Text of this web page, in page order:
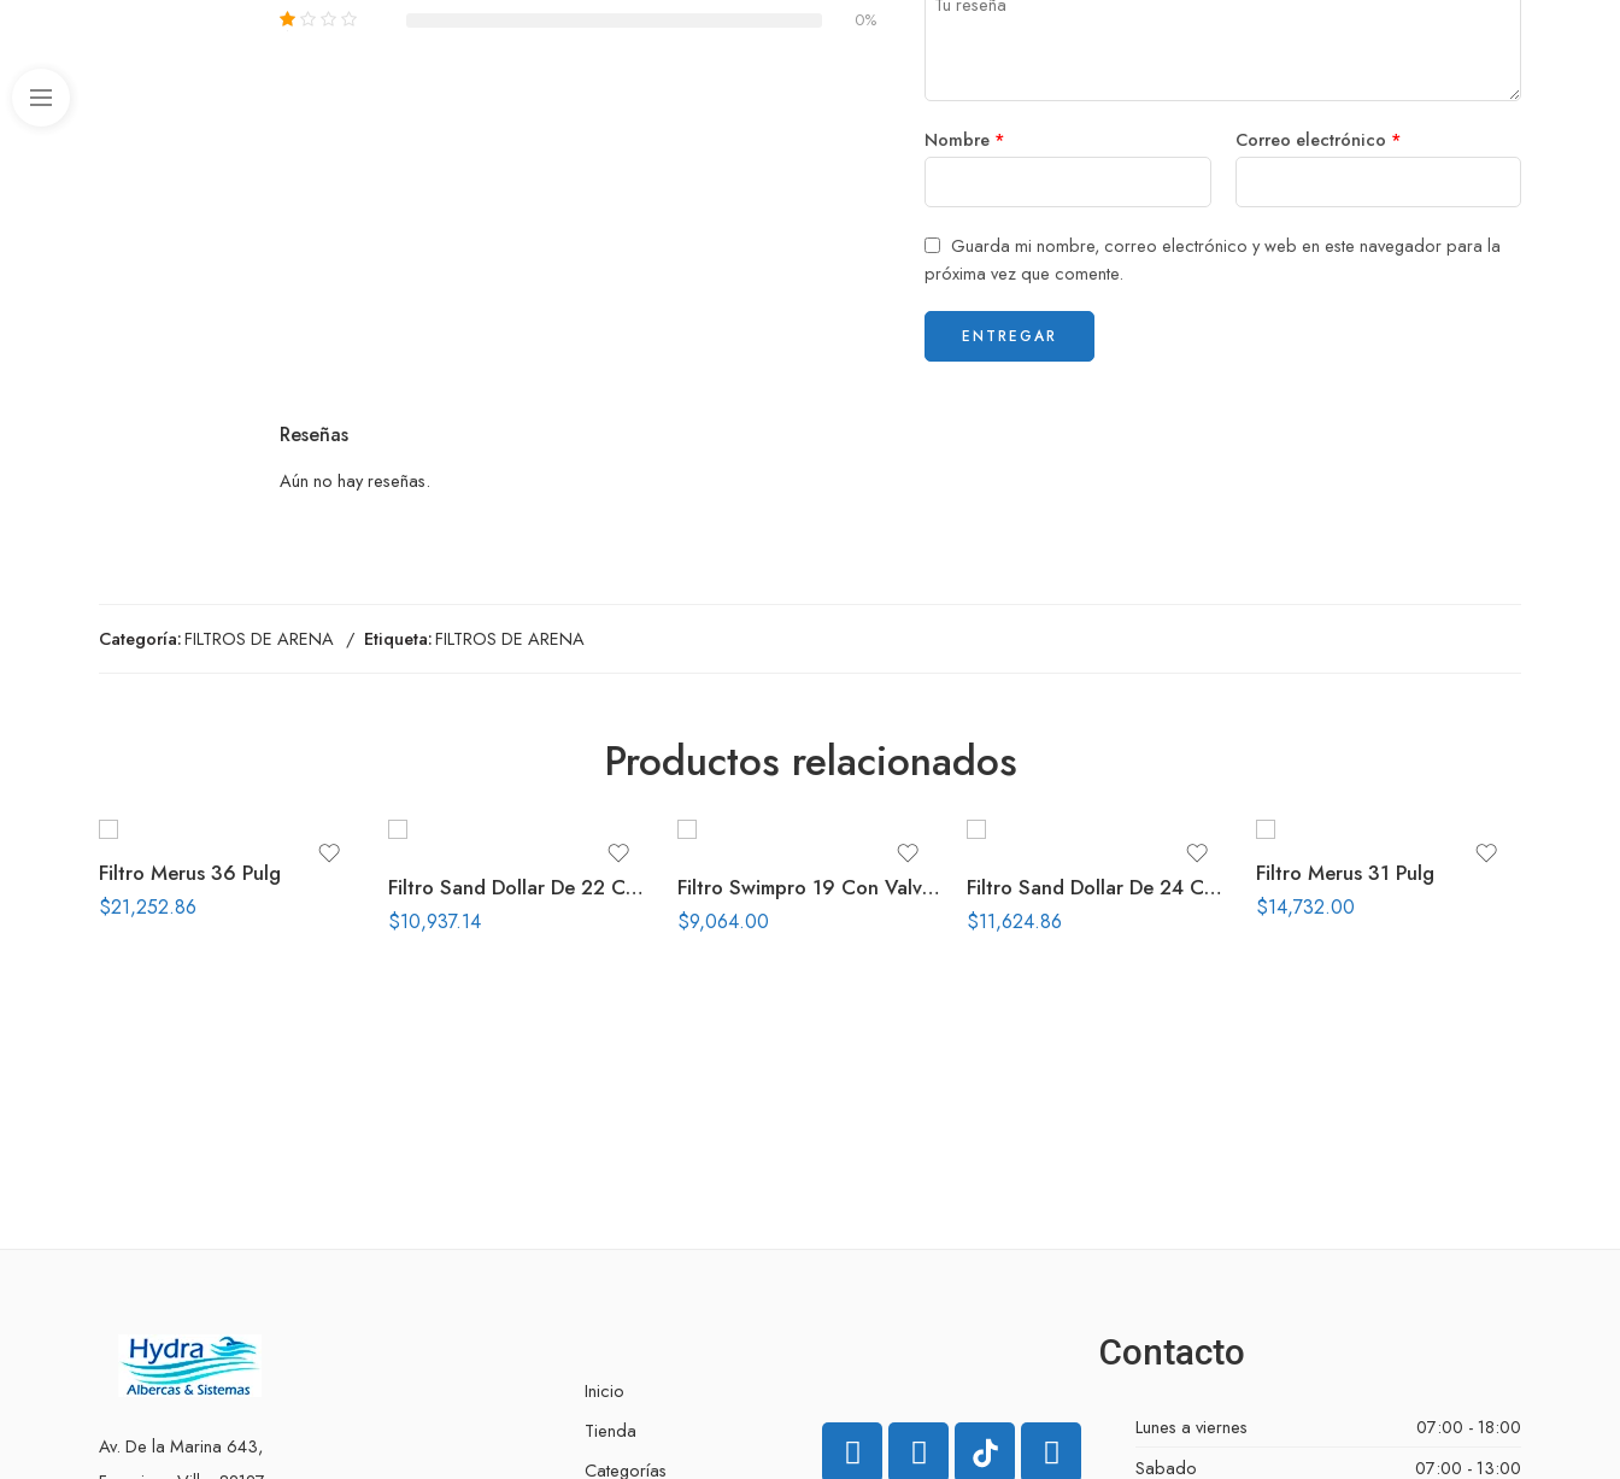
0%
Nombre * Correo electrónico *
Guarda mi nombre, correo electrónico y web en este navegador para la
próxima vez que comente.
Reseñas
Aún no hay reseñas.
Categoría:FILTROS DE ARENA Etiqueta:FILTROS DE ARENA
Productos relacionados
Filtro Merus 36 Pulg
$21,252.86
Filtro Sand Dollar De 22 Con Val Top
$10,937.14
Filtro Swimpro 19 Con Valvula Top 1.5 Pulg
$9,064.00
Filtro Sand Dollar De 24 Con Val Top
$11,624.86
Filtro Merus 31 Pulg
$14,732.00
Av. De la Marina 643,
Inicio
Tienda
Categorías
Contacto
Lunes a viernes
07:00 - 18:00
Sabado
07:00 - 13:00